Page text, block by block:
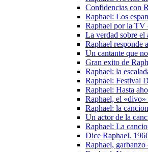
Confidencias con
Raphael: Los
Raphael por la TV
La verdad sobre el
Raphael responde
Un cantante que
Gran exito de
Raphael: la
Raphael: Festival
Raphael: Hasta
Raphael, el «divo»
Raphael: la
Un actor de la
Raphael: La
Dice Raphael.
Raphael,